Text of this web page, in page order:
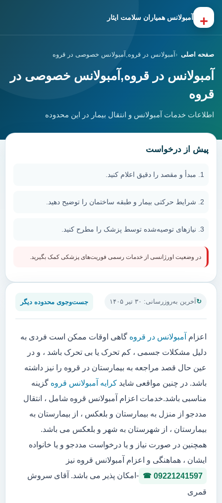
+ آمبولانس همیاران سلامت ایثار
صفحه اصلی آمبولانس در قروه,آمبولانس خصوصی در قروه
آمبولانس در قروه,آمبولانس خصوصی در
قروه
اطلاعات خدمات آمبولانس و انتقال بیمار در این محدوده
آخرین به‌روزرسانی: ۳۰ تیر ۱۴۰۵ جست‌وجوی محدوده دیگر
اعزام آمبولانس در قروه گاهی اوقات ممکن است فردی به
دلیل مشکلات جسمی ، کم تحرک یا بی تحرک باشد ، و در
عین حال قصد مراجعه به بیمارستان در قروه را نیز داشته
باشد. در چنین مواقعی شاید کرایه آمبولانس قروه گزینه
مناسبی باشد.خدمات اعزام آمبولانس قروه شامل ، انتقال
مددجو از منزل به بیمارستان و بلعکس ، از بیمارستان به
بیمارستان ، از شهرستان به شهر و بلعکس می باشد.
همچنین در صورت نیاز و یا درخواست مددجو و یا خانواده
ایشان ، هماهنگی و اعزام آمبولانس قروه نیز
09221241597
-امکان پذیر می باشد. آقای سروش
قمری
پیش از درخواست
مبدأ و مقصد را دقیق اعلام کنید.
شرایط حرکتی بیمار و طبقه ساختمان را توضیح دهید.
نیازهای توصیه‌شده توسط پزشک را مطرح کنید.
در وضعیت اورژانسی از خدمات رسمی فوریت‌های پزشکی کمک بگیرید.